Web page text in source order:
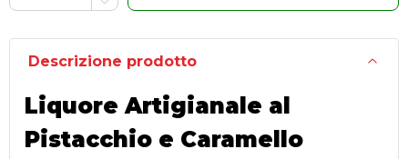
Descrizione prodotto
Liquore Artigianale al
Pistacchio e Caramello